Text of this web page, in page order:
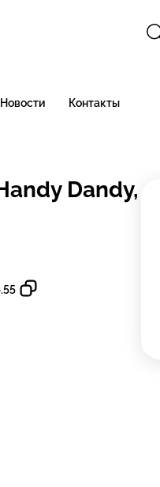
Новости Контакты
Dandy,